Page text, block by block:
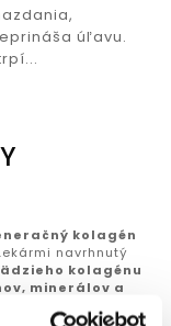
úľavu.
kolagén
navrhnutý
kolagénu
minerálov a